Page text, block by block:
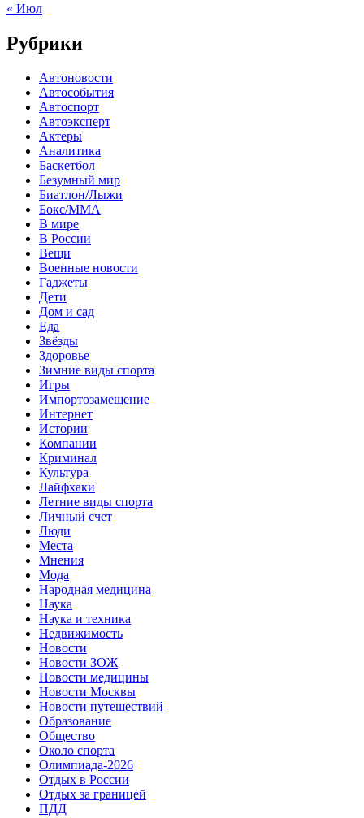
« Июл
Рубрики
Автоновости
Автособытия
Автоспорт
Автоэксперт
Актеры
Аналитика
Баскетбол
Безумный мир
Биатлон/Лыжи
Бокс/MMA
В мире
В России
Вещи
Военные новости
Гаджеты
Дети
Дом и сад
Еда
Звёзды
Здоровье
Зимние виды спорта
Игры
Импортозамещение
Интернет
Истории
Компании
Криминал
Культура
Лайфхаки
Летние виды спорта
Личный счет
Люди
Места
Мнения
Мода
Народная медицина
Наука
Наука и техника
Недвижимость
Новости
Новости ЗОЖ
Новости медицины
Новости Москвы
Новости путешествий
Образование
Общество
Около спорта
Олимпиада-2026
Отдых в России
Отдых за границей
ПДД